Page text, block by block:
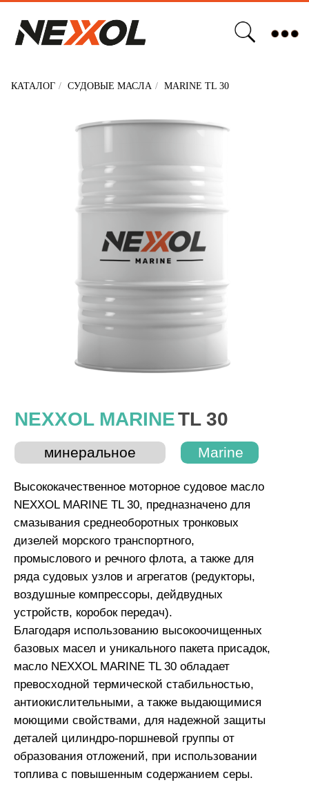
О компании
Сертификаты качества
КАТАЛОГ / СУДОВЫЕ МАСЛА / MARINE TL 30
ВАРИАНТЫ ФАСОВКИ
180 кг
20 л
NEXXOL MARINE
Marine
минеральное Marine
NEXXOL MARINE TL 30, предназначено для
смазывания среднеоборотных тронковых
ряда судовых узлов и агрегатов (редукторы,
воздушные компрессоры, дейдвудных
Благодаря использованию высокоочищенных
базовых масел и уникального пакета присадок,
превосходной термической стабильностью,
антиокислительными, а также выдающимися
деталей цилиндро-поршневой группы от
образования отложений, при использовании
топлива с повышенным содержанием серы.
Судовое масло NEXXOL MARINE TL 30
обеспечивает низкий уровень износа, чистоту
двигателя, защиту его от ржавления и
критических нагрузках.
SAE 30; MAN B&W; Wärtsilä; Japan Engine
Corporation (MHI); KEMEL; Blohm&Voss; WIN
СПЕЦИФИКАЦИИ: